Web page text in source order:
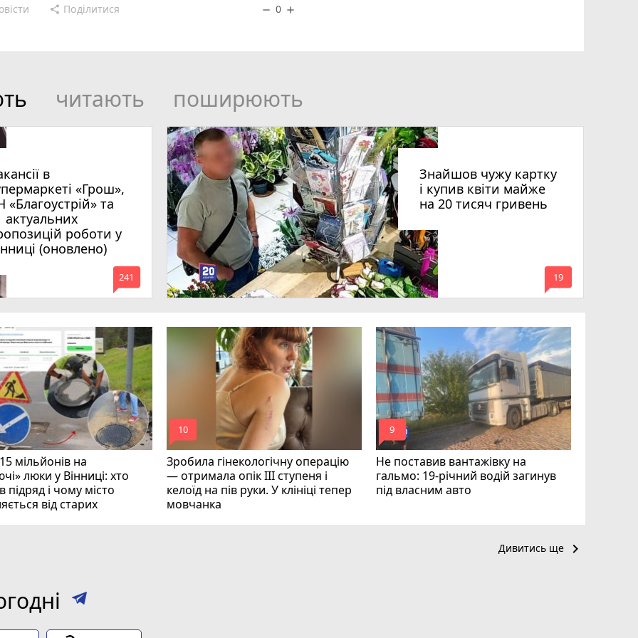
share Поділитися remove 0 add
читають поширюють
в
«Грош»,
«Благоустрій» та
актуальних
роботи у
(оновлено)
mode_comment
241
Знайшов чужу картку
і купив квіти майже
на 20 тисяч гривень
mode_comment
19
мільйонів на
люки у Вінниці: хто
підряд і чому місто
від старих
Зробила гінекологічну операцію
— отримала опік ІІІ ступеня і
келоїд на пів руки. У клініці тепер
мовчанка
mode_comment
10
Не поставив вантажівку на
гальмо: 19-річний водій загинув
під власним авто
mode_comment
9
Дивитись ще keyboard_arrow_right